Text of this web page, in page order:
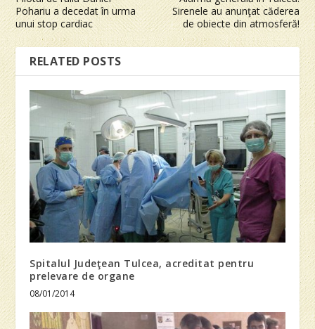
Pohariu a decedat în urma
unui stop cardiac
Sirenele au anunţat căderea
de obiecte din atmosferă!
RELATED POSTS
Spitalul Judeţean Tulcea, acreditat pentru
prelevare de organe
08/01/2014